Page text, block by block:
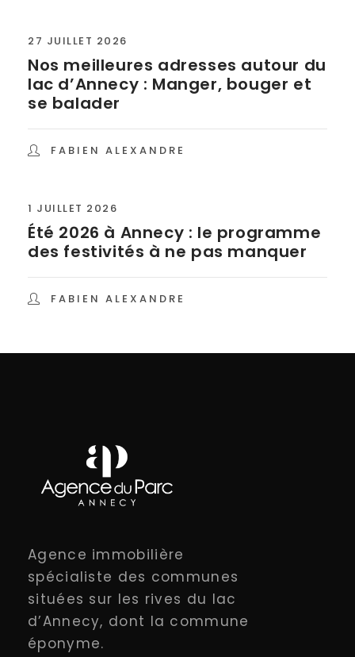
27 JUILLET 2026
Nos meilleures adresses autour du
lac d’Annecy : Manger, bouger et
se balader
FABIEN ALEXANDRE
1 JUILLET 2026
Été 2026 à Annecy : le programme
des festivités à ne pas manquer
FABIEN ALEXANDRE
Agence immobilière
spécialiste des communes
situées sur les rives du lac
d’Annecy, dont la commune
éponyme.